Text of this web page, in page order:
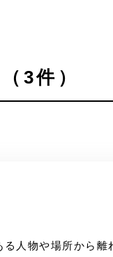
3件）
人物や場所から離